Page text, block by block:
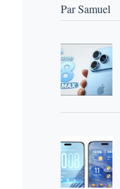
Par Samuel